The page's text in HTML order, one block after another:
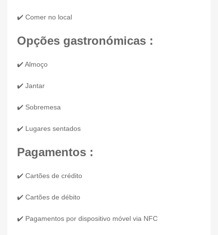
✔️ Comer no local
Opções gastronómicas :
✔️ Almoço
✔️ Jantar
✔️ Sobremesa
✔️ Lugares sentados
Pagamentos :
✔️ Cartões de crédito
✔️ Cartões de débito
✔️ Pagamentos por dispositivo móvel via NFC